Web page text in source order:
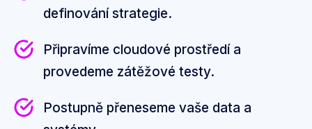
definování strategie.
Připravíme cloudové prostředí a
provedeme zátěžové testy.
Postupně přeneseme vaše data a